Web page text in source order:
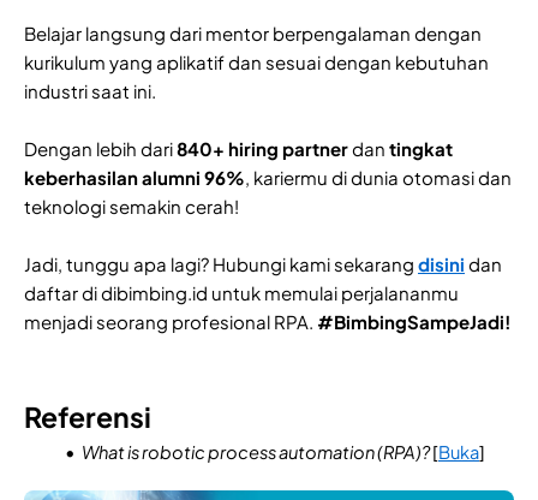
Belajar langsung dari mentor berpengalaman dengan
kurikulum yang aplikatif dan sesuai dengan kebutuhan
industri saat ini.
Dengan lebih dari840+ hiring partnerdan tingkat
keberhasilan alumni 96% , kariermu di dunia otomasi dan
teknologi semakin cerah!
Jadi, tunggu apa lagi? Hubungi kami sekarang disini dan
daftar di dibimbing.id untuk memulai perjalananmu
menjadi seorang profesional RPA. #BimbingSampeJadi!
Referensi
What is robotic process automation (RPA)?[Buka]